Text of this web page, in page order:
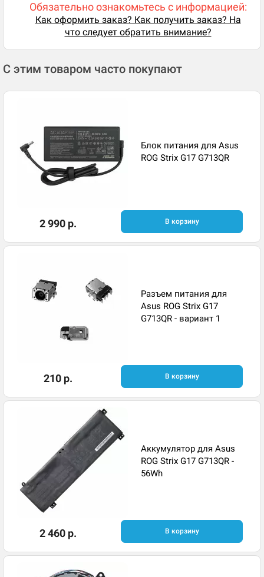
Обязательно ознакомьтесь с информацией:
Как оформить заказ? Как получить заказ? На
что следует обратить внимание?
С этим товаром часто покупают
Блок питания для Asus
ROG Strix G17 G713QR
2 990 р. В корзину
Разъем питания для
Asus ROG Strix G17
G713QR - вариант 1
210 р. В корзину
Аккумулятор для Asus
ROG Strix G17 G713QR -
56Wh
2 460 р. В корзину